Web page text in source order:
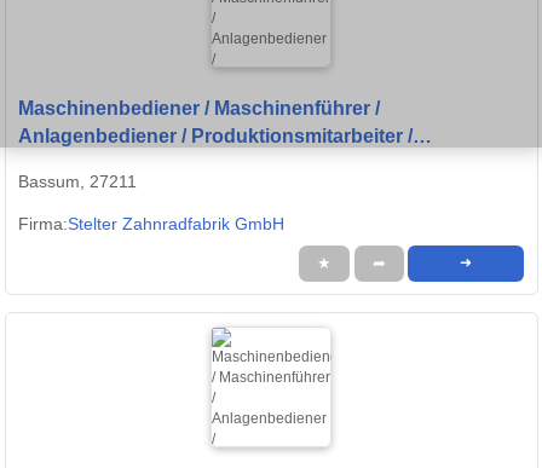
Maschinenbediener / Maschinenführer /
Anlagenbediener / Produktionsmitarbeiter /
Quereinsteiger willkommen
Bassum, 27211
Firma:Stelter Zahnradfabrik GmbH
★ ➦ ➜